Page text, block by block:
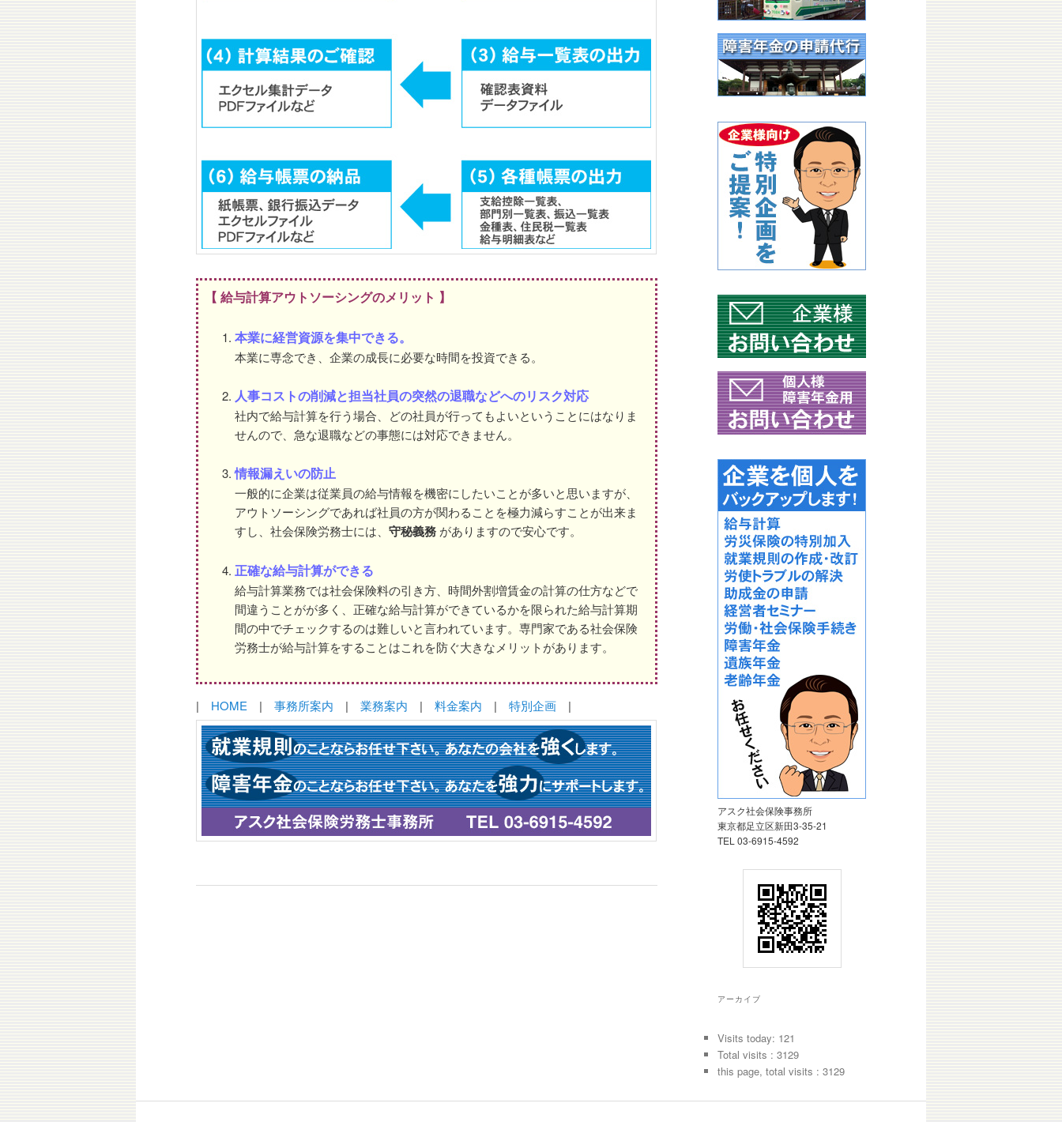
【 給与計算アウトソーシングのメリット 】
本業に経営資源を集中できる。
本業に専念でき、企業の成長に必要な時間を投資できる。
人事コストの削減と担当社員の突然の退職などへのリスク対応
社内で給与計算を行う場合、どの社員が行ってもよいということにはなりま
せんので、急な退職などの事態には対応できません。
情報漏えいの防止
一般的に企業は従業員の給与情報を機密にしたいことが多いと思いますが、
アウトソーシングであれば社員の方が関わることを極力減らすことが出来ま
すし、社会保険労務士には、 守秘義務がありますので安心です。
正確な給与計算ができる
給与計算業務では社会保険料の引き方、時間外割増賃金の計算の仕方などで
間違うことがが多く、正確な給与計算ができているかを限られた給与計算期
間の中でチェックするのは難しいと言われています。専門家である社会保険
労務士が給与計算をすることはこれを防ぐ大きなメリットがあります。
| HOME | 事務所案内 | 業務案内 | 料金案内 | 特別企画 |
アスク社会保険事務所
東京都足立区新田3-35-21
TEL 03-6915-4592
アーカイブ
Visits today: 121
Total visits : 3129
this page, total visits : 3129